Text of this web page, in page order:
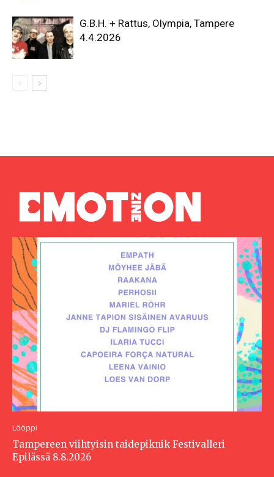
G.B.H. + Rattus, Olympia, Tampere
4.4.2026
Lööppi
Tampereen viihtyisin taidepiknik Festivalleri
Epilässä 8.8.2026